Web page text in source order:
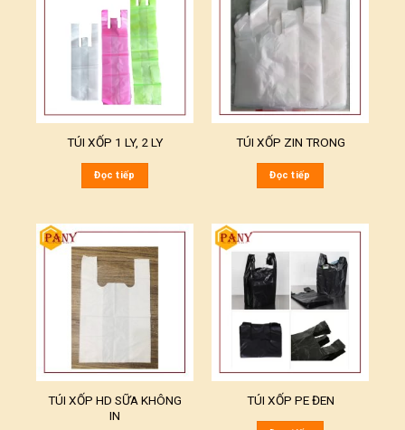
TÚI XỐP 1 LY, 2 LY
Đọc tiếp
TÚI XỐP ZIN TRONG
Đọc tiếp
TÚI XỐP HD SỮA KHÔNG
IN
TÚI XỐP PE ĐEN